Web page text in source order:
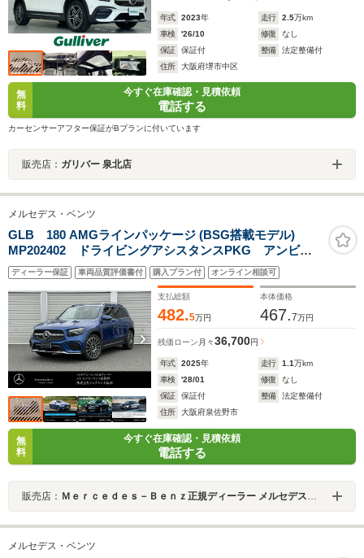
年式 2023年 走行 2.5万km
車検
'26/10 修復
なし
保証
保証付 整備
法定整備付
住所
大阪府堺市中区
無
料
今すぐ在庫確認・見積依頼
電話する
カーセンサーアフター保証がBプランに付いています
販売店： ガリバー 泉北店
メルセデス・ベンツ
GLB 180 AMGラインパッケージ (BSG搭載モデル)
MP202402 ドライビングアシスタンスPKG アンビエ
ントライト 360度カメラ シートヒーター シートコン
フォートPKG デジタルコックピットディスプレイ ワ
イアレスチャージング 認定中古車保証2年 3列目シー
ト
ディーラー保証 車両品質評価書付 購入プラン付 オンライン相談可
支払総額
482.5万円
本体価格
467.7万円
残価ローン 月々36,700円
年式 2025年 走行 1.1万km
車検
'28/01 修復
なし
保証
保証付 整備
法定整備付
住所
大阪府泉佐野市
無
料
今すぐ在庫確認・見積依頼
電話する
販売店： Ｍｅｒｃｅｄｅｓ－Ｂｅｎｚ正規ディーラー メルセデス・ベンツ泉佐野
メルセデス・ベンツ